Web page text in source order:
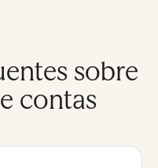
sobre
contas